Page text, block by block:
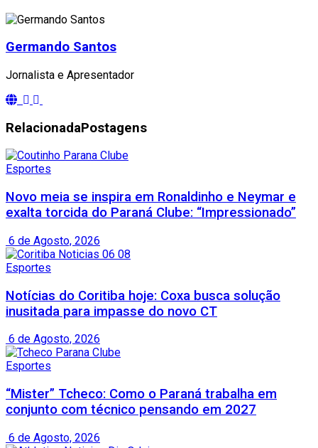
Germando Santos
Jornalista e Apresentador
RelacionadaPostagens
Esportes
Novo meia se inspira em Ronaldinho e Neymar e
exalta torcida do Paraná Clube: “Impressionado”
6 de Agosto, 2026
Esportes
Notícias do Coritiba hoje: Coxa busca solução
inusitada para impasse do novo CT
6 de Agosto, 2026
Esportes
“Mister” Tcheco: Como o Paraná trabalha em
conjunto com técnico pensando em 2027
6 de Agosto, 2026